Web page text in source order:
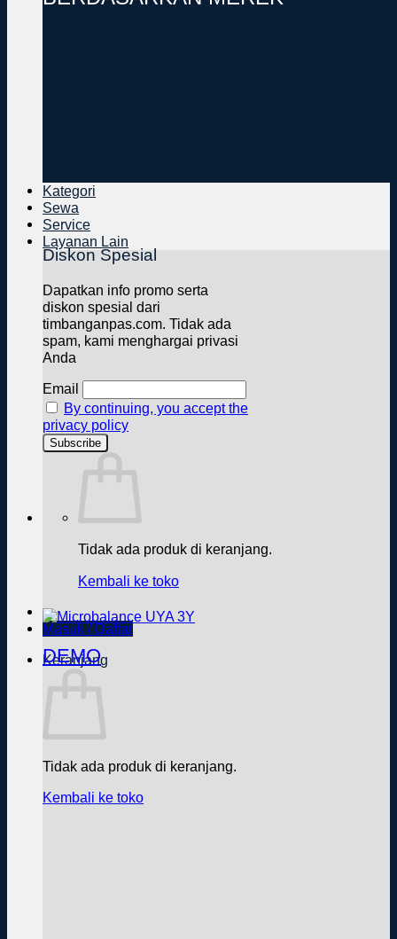
Diskon Spesial
Dapatkan info promo serta
diskon spesial dari
timbanganpas.com. Tidak ada
spam, kami menghargai privasi
Anda
Email
By continuing, you accept the
privacy policy
Tidak ada produk di keranjang.
Kembali ke toko
Masuk / Daftar
Keranjang
Tidak ada produk di keranjang.
Kembali ke toko
Kategori
Sewa
Service
Layanan Lain
DEMO